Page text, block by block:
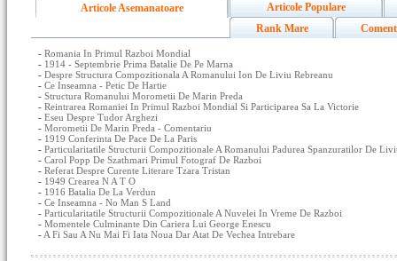
Articole Asemanatoare
Articole Populare
Rank Mare
- Romania In Primul Razboi Mondial
- 1914 - Septembrie Prima Batalie De Pe Marna
- Despre Structura Compozitionala A Romanului Ion De Liviu Rebreanu
- Ce Inseamna - Petic De Hartie
- Structura Romanului Morometii De Marin Preda
- Reintrarea Romaniei In Primul Razboi Mondial Si Participarea Sa La Victorie
- Eseu Despre Tudor Arghezi
- Morometii De Marin Preda - Comentariu
- 1919 Conferinta De Pace De La Paris
- Particularitatile Structurii Compozitionale A Romanului Padurea Spanzuratilor De
- Carol Popp De Szathmari Primul Fotograf De Razboi
- Referat Despre Curente Literare Tzara Tristan
- 1949 Crearea N A T O
- 1916 Batalia De La Verdun
- Ce Inseamna - No Man S Land
- Particularitatile Structurii Compozitionale A Nuvelei In Vreme De Razboi
- Momentele Culminante Din Cariera Lui George Enescu
- A Fi Sau A Nu Mai Fi Iata Noua Dar Atat De Vechea Intrebare